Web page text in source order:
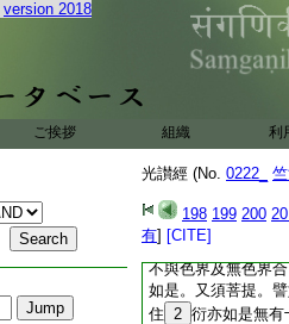
version 2018
ご挨拶 組織 利
光讃經 (No. 0222_
198 199 200
有] [CITE]
今。又須菩提。譬
衍亦如是不増不減
提。譬如虚空無有
無所滅。亦無所住
無見無聞無念無知
空等。又須菩提。
異。亦無所斷亦無
是。又須菩提。譬
無瞋恚法不離瞋恚
亦如是。又須菩提
不與色界及無色界
如是。又須菩提。
住 2 衍亦如是無有